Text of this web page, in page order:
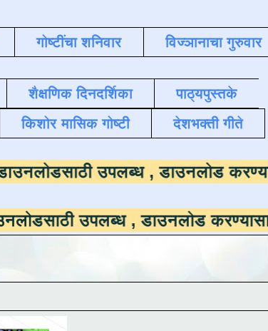
गोष्टींचा शनिवार विज्ञानाचा गुरुवार
शैक्षणिक दिनदर्शिका
पाठ्यपुस्तके
किशोर मासिक गोष्टी देशभक्ती गीते
पर्यंत डाउनलोडसाठी उपलब्ध ,
उपलब्ध ,डाउनलोड करण्यासाठी येथे